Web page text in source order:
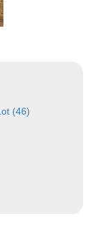
(46)